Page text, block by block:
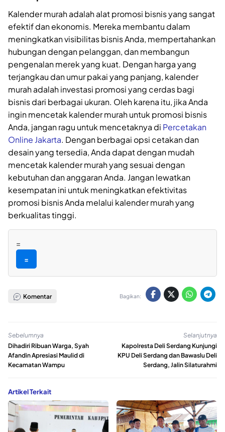
Kalender murah adalah alat promosi bisnis yang sangat
efektif dan ekonomis. Mereka membantu dalam
meningkatkan visibilitas bisnis Anda, mempertahankan
hubungan dengan pelanggan, dan membangun
pengenalan merek yang kuat. Dengan harga yang
terjangkau dan umur pakai yang panjang, kalender
murah adalah investasi promosi yang cerdas bagi
bisnis dari berbagai ukuran. Oleh karena itu, jika Anda
ingin mencetak kalender murah untuk promosi bisnis
Anda, jangan ragu untuk mencetaknya di Percetakan
Online Jakarta. Dengan berbagai opsi cetakan dan
desain yang tersedia, Anda dapat dengan mudah
mencetak kalender murah yang sesuai dengan
kebutuhan dan anggaran Anda. Jangan lewatkan
kesempatan ini untuk meningkatkan efektivitas
promosi bisnis Anda melalui kalender murah yang
berkualitas tinggi.
=
=
Komentar Bagikan:
Sebelumnya
Dihadiri Ribuan Warga, Syah
Afandin Apresiasi Maulid di
Kecamatan Wampu
Selanjutnya
Kapolresta Deli Serdang Kunjungi
KPU Deli Serdang dan Bawaslu Deli
Serdang, Jalin Silaturahmi
Artikel Terkait